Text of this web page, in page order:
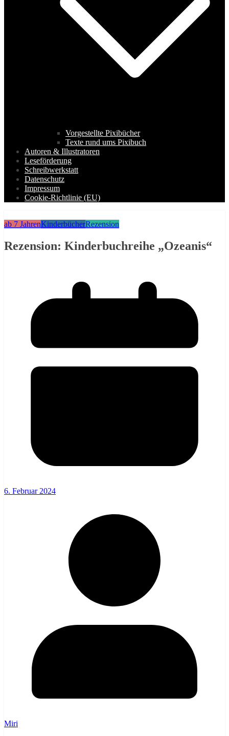
Vorgestellte Pixibücher
Texte rund ums Pixibuch
Autoren & Illustratoren
Leseförderung
Schreibwerkstatt
Datenschutz
Impressum
Cookie-Richtlinie (EU)
ab 7 JahrenKinderbücherRezension
Rezension: Kinderbuchreihe „Ozeanis“
6. Februar 2024
Miri